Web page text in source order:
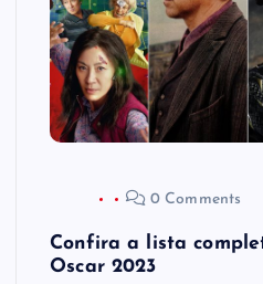
0 Comments
Confira a lista
Oscar 2023